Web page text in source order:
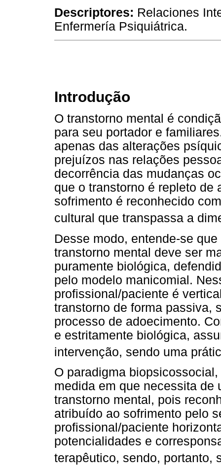
Descriptores: Relaciones
Enfermería Psiquiátrica.
Introdução
O transtorno mental é
para seu portador e
apenas das alterações
prejuízos nas relações
decorrência das mudanças
que o transtorno é repleto de
sofrimento é reconhecido
cultural que transpassa a
Desse modo, entende-se
transtorno mental deve ser
puramente biológica,
pelo modelo manicomial.
profissional/paciente é
transtorno de forma passiva,
processo de adoecimento.
e estritamente biológica,
intervenção, sendo uma
O paradigma
medida em que necessita de
transtorno mental, pois
atribuído ao sofrimento pelo
profissional/paciente
potencialidades e
terapêutico, sendo, portanto,